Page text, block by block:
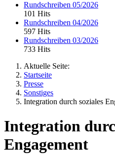
Rundschreiben 05/2026
101 Hits
Rundschreiben 04/2026
597 Hits
Rundschreiben 03/2026
733 Hits
Aktuelle Seite:
Startseite
Presse
Sonstiges
Integration durch soziales
Integration
Engagement